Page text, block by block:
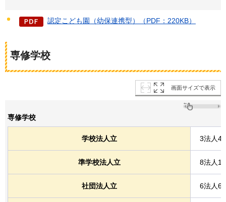
認定こども園（幼保連携型）（PDF：220KB）
専修学校
画面サイズで表示
専修学校
学校法人立 3法人4
準学校法人立 8法人
社団法人立 6法人6